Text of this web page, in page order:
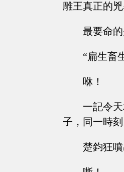
雕王真正的
最要命
“扁生畜
咻！
一記令
子，同一時
楚鈞狂